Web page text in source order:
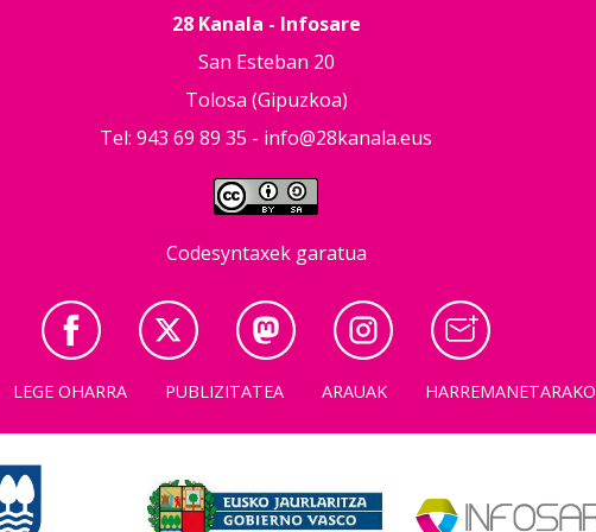
28 Kanala - Infosare
San Esteban 20
Tolosa (Gipuzkoa)
Tel: 943 69 89 35 - info@28kanala.eus
Codesyntaxek garatua
LEGE OHARRA PUBLIZITATEA ARAUAK HARREMANETARAKO